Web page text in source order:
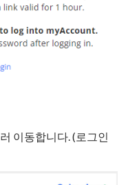
이동합니다. (로그인